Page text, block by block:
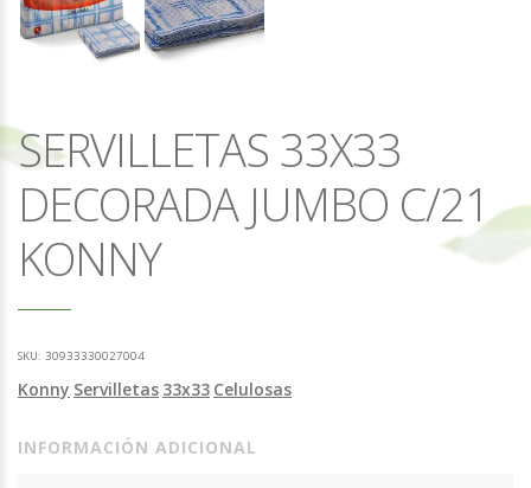
SERVILLETAS 33X33
DECORADA JUMBO C/21
KONNY
SKU: 30933330027004
Konny Servilletas 33x33 Celulosas
INFORMACIÓN ADICIONAL